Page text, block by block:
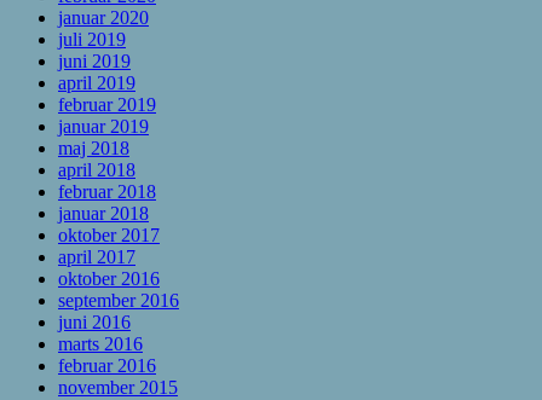
januar 2020
juli 2019
juni 2019
april 2019
februar 2019
januar 2019
maj 2018
april 2018
februar 2018
januar 2018
oktober 2017
april 2017
oktober 2016
september 2016
juni 2016
marts 2016
februar 2016
november 2015